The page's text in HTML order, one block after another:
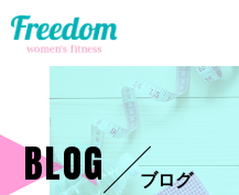
BLOG ブログ